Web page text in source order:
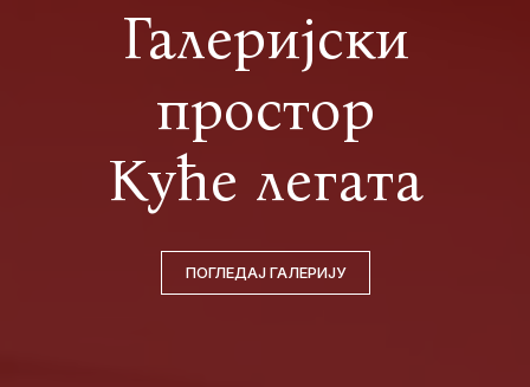
Галеријски
простор
Куће легата
ПОГЛЕДАЈ ГАЛЕРИЈУ